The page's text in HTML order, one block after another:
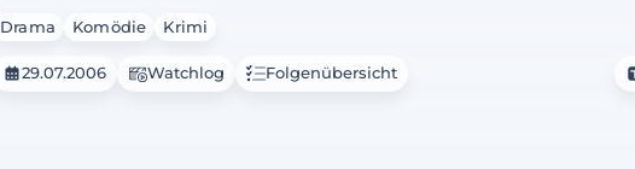
Drama Komödie Krimi
29.07.2006 Watchlog Folgenübersicht